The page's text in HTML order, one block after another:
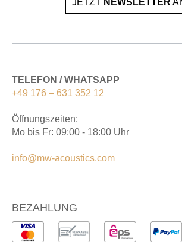
TELEFON / WHATSAPP
+49 176 – 631 352 12
Öffnungszeiten:
Mo bis Fr: 09:00 - 18:00 Uhr
info@mw-acoustics.com
BEZAHLUNG